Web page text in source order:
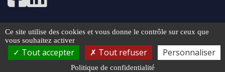
Tous droits réservés © 2024 UN PETIT JURISTE -
Ce site utilise des cookies et vous donne le contrôle sur ceux que
vous souhaitez activer
Tout accepter Tout refuser Personnaliser
Politique de confidentialité